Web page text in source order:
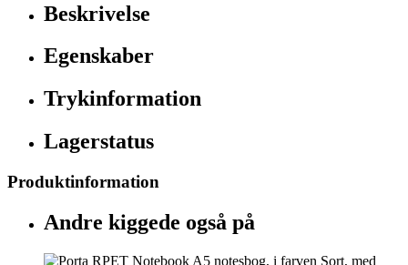
Beskrivelse
Egenskaber
Trykinformation
Lagerstatus
Produktinformation
Andre kiggede også på